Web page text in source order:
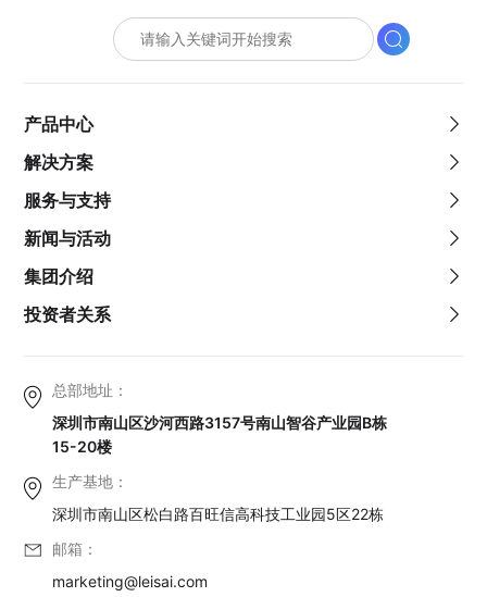
总部地址：
深圳市南山区沙河西路3157号南山智谷产业园B栋
15-20楼
生产基地：
深圳市南山区松白路百旺信高科技工业园5区22栋
邮箱：
marketing@leisai.com
产品中心
解决方案
服务与支持
新闻与活动
集团介绍
投资者关系